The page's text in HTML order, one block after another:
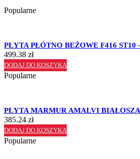
Popularne
PŁYTA PŁÓTNO BEŻOWE F416 ST10
499.38 zł
DODAJ DO KOSZYKA
Popularne
PŁYTA MARMUR AMALVI
385.24 zł
DODAJ DO KOSZYKA
Popularne